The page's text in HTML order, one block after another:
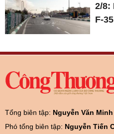
2/8:
F-
Tổng biên tập: Nguyễn Văn Minh
Phó tổng biên tập: Nguyễn Tiến